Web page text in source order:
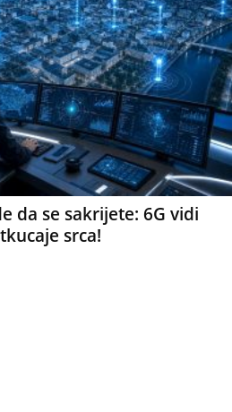
da se sakrijete: 6G vidi
srca!